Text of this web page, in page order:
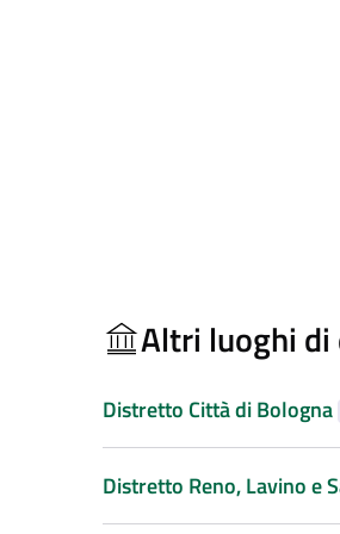
Altri luoghi di
Distretto Città di Bologna
Distretto Reno, Lavino e